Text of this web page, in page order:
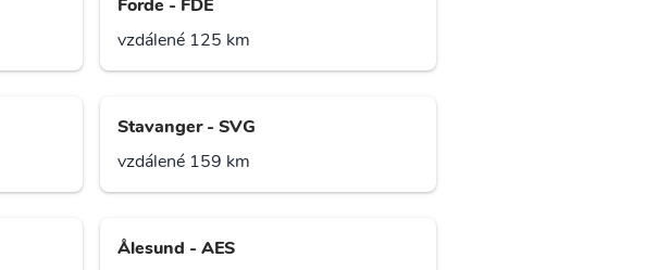
Forde - FDE
vzdálené 125 km
Stavanger - SVG
vzdálené 159 km
Ålesund - AES